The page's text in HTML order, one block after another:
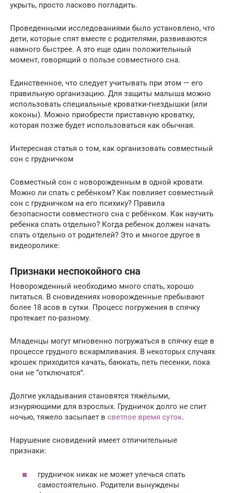
укрыть, просто ласково погладить.
Проведенными исследованиями было установлено, что
дети, которые спят вместе с родителями, развиваются
намного быстрее. А это еще один положительный
момент, говорящий о пользе совместного сна.
Единственное, что следует учитывать при этом — его
правильную организацию. Для защиты малыша можно
использовать специальные кроватки-гнездышки (или
коконы). Можно приобрести приставную кроватку,
которая позже будет использоваться как обычная.
Интересная статья о том, как организовать совместный
сон с грудничком
Совместный сон с новорожденным в одной кровати.
Можно ли спать с ребёнком? Как повлияет совместный
сон с грудничком на его психику? Правила
безопасности совместного сна с ребёнком. Как научить
ребенка спать отдельно? Когда ребенок должен начать
спать отдельно от родителей? Это и многое другое в
видеоролике:
Признаки неспокойного сна
Новорожденный необходимо много спать, хорошо
питаться. В сновидениях новорожденные пребывают
более 18 асов в сутки. Процесс погружения в спячку
протекает по-разному.
Младенцы могут мгновенно погружаться в спячку еще в
процессе грудного вскармливания. В некоторых случаях
крошек приходится качать, баюкать, петь песенки, пока
они не “отключатся”.
Долгие укладывания становятся тяжёлыми,
изнуряющими для взрослых. Грудничок долго не спит
ночью, тяжело засыпает в светлое время суток.
Нарушение сновидений имеет отличительные
признаки:
грудничок никак не может улечься спать
самостоятельно. Родители вынуждены